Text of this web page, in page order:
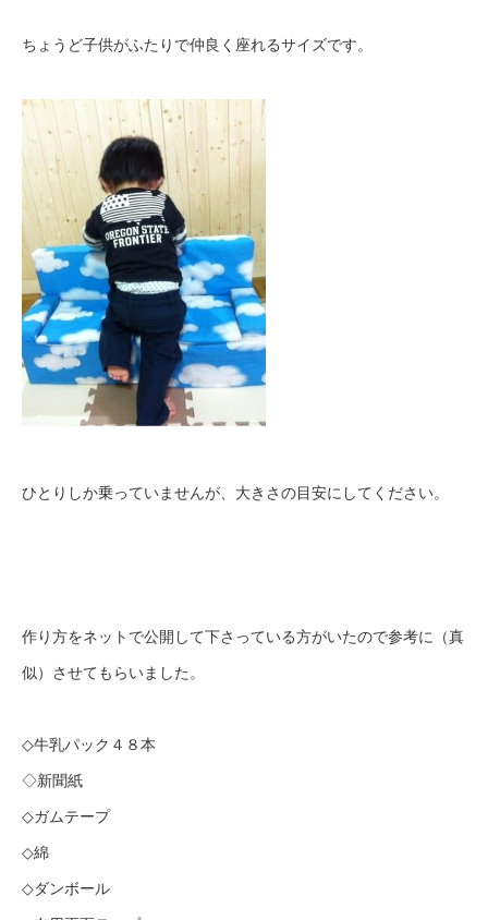
ちょうど子供がふたりで仲良く座れるサイズです。
ひとりしか乗っていませんが、大きさの目安にしてください。
作り方をネットで公開して下さっている方がいたので参考に（真
似）させてもらいました。
◇牛乳パック４８本
◇新聞紙
◇ガムテープ
◇綿
◇ダンボール